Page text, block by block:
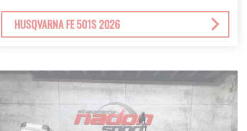
HUSQVARNA FE 501S 2026